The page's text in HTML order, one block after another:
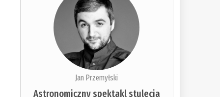
Jan Przemyłski
Astronomiczny spektakl stulecia